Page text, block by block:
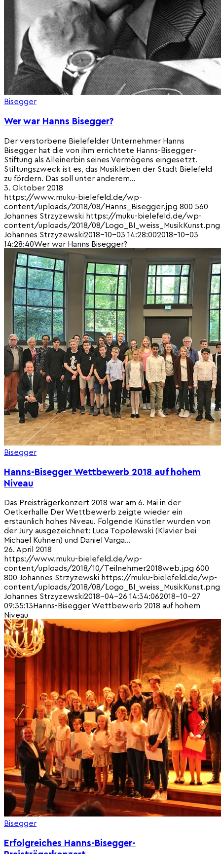
Bisegger
Wer war Hanns Bisegger?
Der verstorbene Bielefelder Unternehmer Hanns
Bisegger hat die von ihm errichtete Hanns-Bisegger-
Stiftung als Alleinerbin seines Vermögens eingesetzt.
Stiftungszweck ist es, das Musikleben der Stadt Bielefeld
zu fördern. Das soll unter anderem…
3. Oktober 2018
https://www.muku-bielefeld.de/wp-
content/uploads/2018/08/Hanns_Bisegger.jpg 800 560
Johannes Strzyzewski https://muku-bielefeld.de/wp-
content/uploads/2018/08/Logo_BI_weiss_MusikKunst.png
Johannes Strzyzewski2018-10-03 14:28:002018-10-03
14:28:40Wer war Hanns Bisegger?
Bisegger
Hanns-Bisegger Wettbewerb 2018 auf hohem
Niveau
Das Preisträgerkonzert 2018 war am 6. Mai in der
Oetkerhalle Der Wettbewerb zeigte wieder ein
erstaunlich hohes Niveau. Folgende Künstler wurden von
der Jury ausgezeichnet: Luca Topolewski (Klavier bei
Michael Kuhnen) und Daniel Varga…
26. April 2018
https://www.muku-bielefeld.de/wp-
content/uploads/2018/10/Teilnehmer2018web.jpg 600
800 Johannes Strzyzewski https://muku-bielefeld.de/wp-
content/uploads/2018/08/Logo_BI_weiss_MusikKunst.png
Johannes Strzyzewski2018-04-26 14:34:062018-10-27
09:35:13Hanns-Bisegger Wettbewerb 2018 auf hohem
Niveau
Bisegger
Erfolgreiches Hanns-Bisegger-